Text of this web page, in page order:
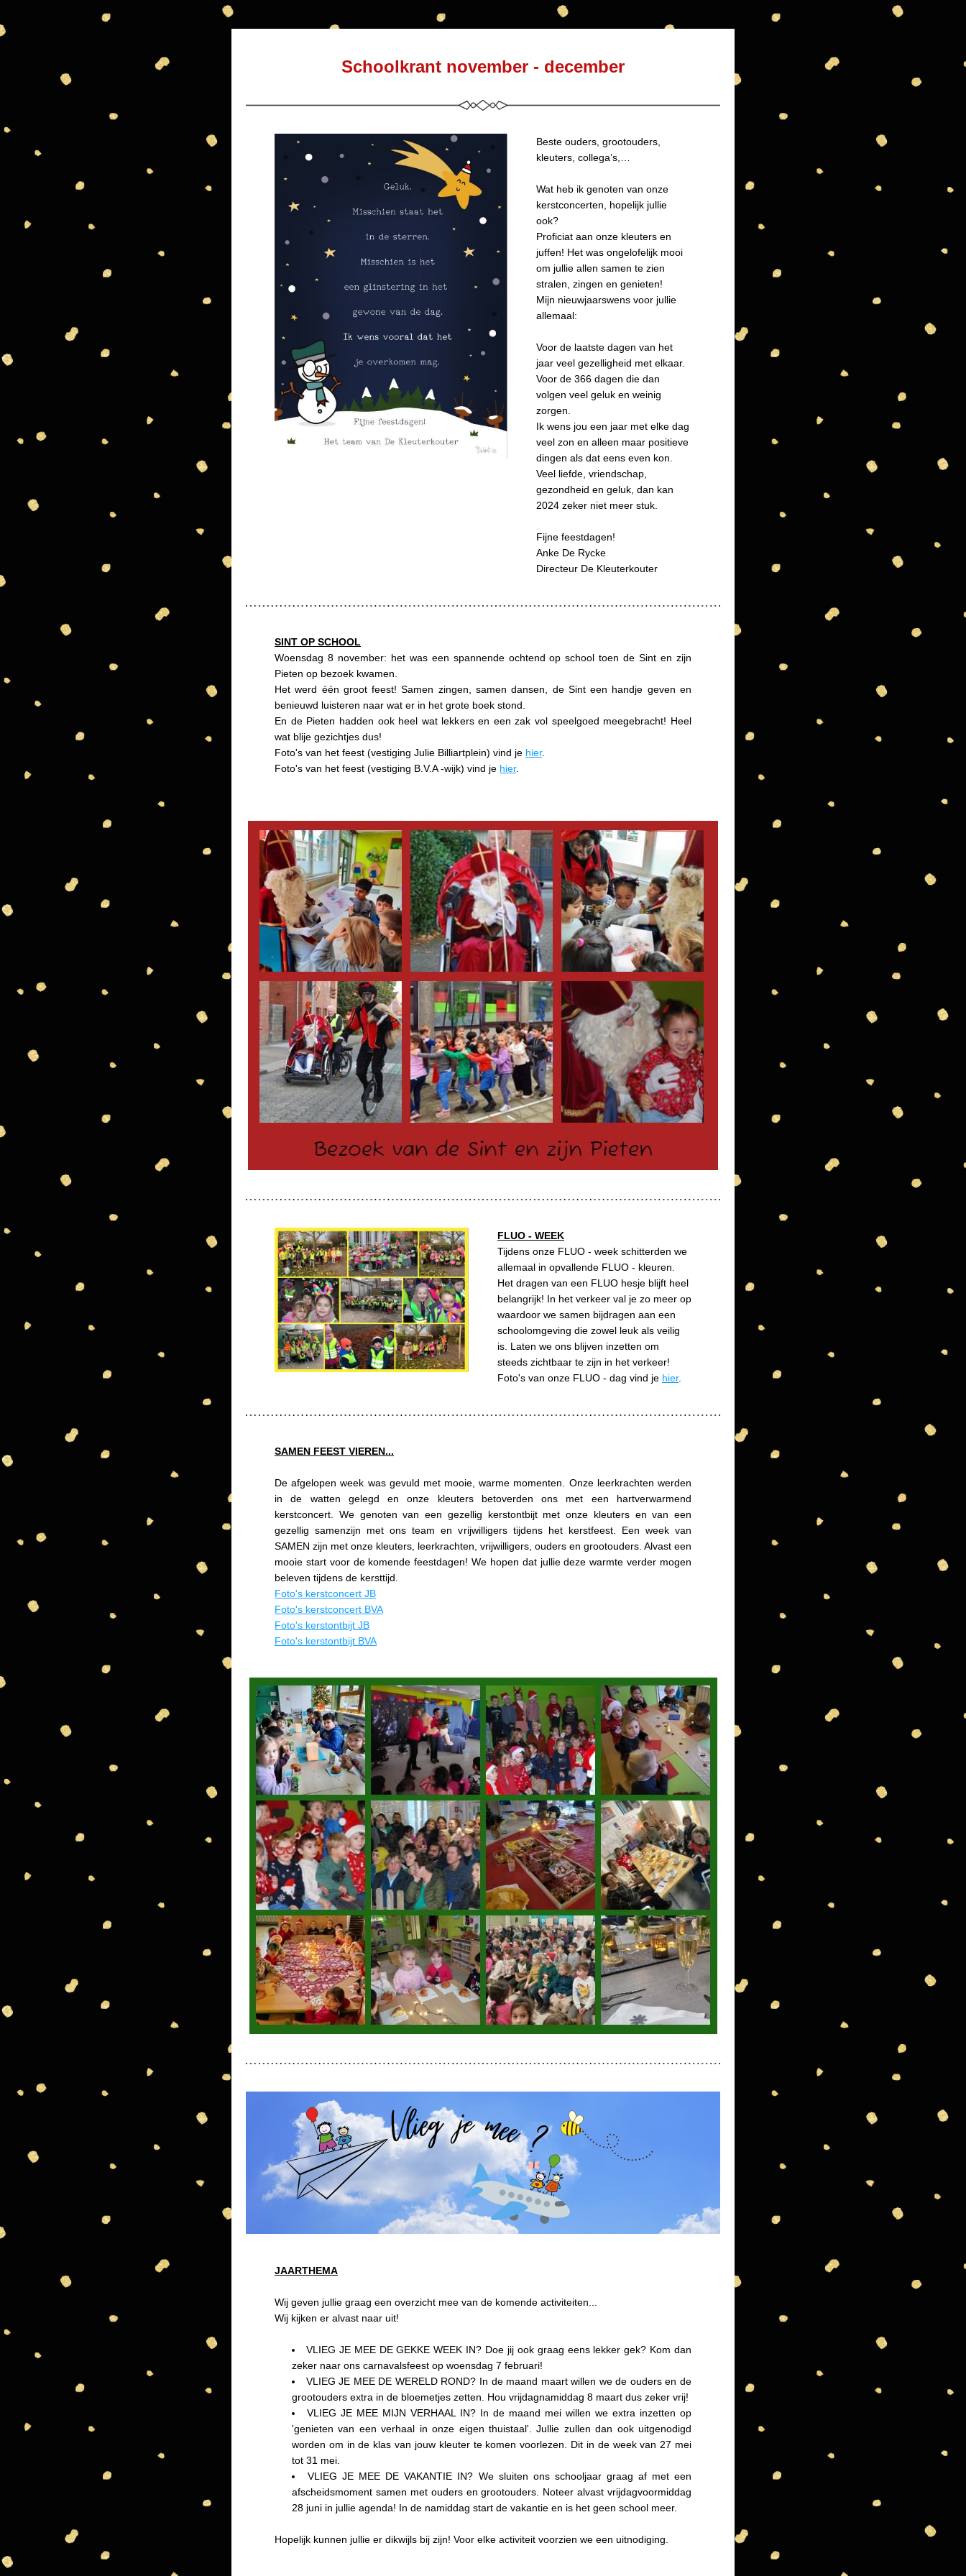
Schoolkrant november - december
Beste ouders, grootouders,
kleuters, collega’s,…
Wat heb ik genoten van onze
kerstconcerten, hopelijk jullie
ook?
Proficiat aan onze kleuters en
juffen! Het was ongelofelijk mooi
om jullie allen samen te zien
stralen, zingen en genieten!
Mijn nieuwjaarswens voor jullie
allemaal:
Voor de laatste dagen van het
jaar veel gezelligheid met elkaar.
Voor de 366 dagen die dan
volgen veel geluk en weinig
zorgen.
Ik wens jou een jaar met elke dag
veel zon en alleen maar positieve
dingen als dat eens even kon.
Veel liefde, vriendschap,
gezondheid en geluk, dan kan
2024 zeker niet meer stuk.
Fijne feestdagen!
Anke De Rycke
Directeur De Kleuterkouter
SINT OP SCHOOL
Woensdag 8 november: het was een spannende ochtend op school toen de Sint en zijn
Pieten op bezoek kwamen.
Het werd één groot feest! Samen zingen, samen dansen, de Sint een handje geven en
benieuwd luisteren naar wat er in het grote boek stond.
En de Pieten hadden ook heel wat lekkers en een zak vol speelgoed meegebracht! Heel
wat blije gezichtjes dus!
Foto's van het feest (vestiging Julie Billiartplein) vind je hier.
Foto's van het feest (vestiging B.V.A -wijk) vind je hier.
FLUO - WEEK
Tijdens onze FLUO - week schitterden we
allemaal in opvallende FLUO - kleuren.
Het dragen van een FLUO hesje blijft heel
belangrijk! In het verkeer val je zo meer op
waardoor we samen bijdragen aan een
schoolomgeving die zowel leuk als veilig
is. Laten we ons blijven inzetten om
steeds zichtbaar te zijn in het verkeer!
Foto's van onze FLUO - dag vind je hier.
SAMEN FEEST VIEREN...
De afgelopen week was gevuld met mooie, warme momenten. Onze leerkrachten werden
in de watten gelegd en onze kleuters betoverden ons met een hartverwarmend
kerstconcert. We genoten van een gezellig kerstontbijt met onze kleuters en van een
gezellig samenzijn met ons team en vrijwilligers tijdens het kerstfeest. Een week van
SAMEN zijn met onze kleuters, leerkrachten, vrijwilligers, ouders en grootouders. Alvast een
mooie start voor de komende feestdagen! We hopen dat jullie deze warmte verder mogen
beleven tijdens de kersttijd.
Foto's kerstconcert JB
Foto's kerstconcert BVA
Foto's kerstontbijt JB
Foto's kerstontbijt BVA
JAARTHEMA
Wij geven jullie graag een overzicht mee van de komende activiteiten...
Wij kijken er alvast naar uit!
VLIEG JE MEE DE GEKKE WEEK IN? Doe jij ook graag eens lekker gek? Kom dan
zeker naar ons carnavalsfeest op woensdag 7 februari!
VLIEG JE MEE DE WERELD ROND? In de maand maart willen we de ouders en de
grootouders extra in de bloemetjes zetten. Hou vrijdagnamiddag 8 maart dus zeker vrij!
VLIEG JE MEE MIJN VERHAAL IN? In de maand mei willen we extra inzetten op
'genieten van een verhaal in onze eigen thuistaal'. Jullie zullen dan ook uitgenodigd
worden om in de klas van jouw kleuter te komen voorlezen. Dit in de week van 27 mei
tot 31 mei.
VLIEG JE MEE DE VAKANTIE IN? We sluiten ons schooljaar graag af met een
afscheidsmoment samen met ouders en grootouders. Noteer alvast vrijdagvoormiddag
28 juni in jullie agenda! In de namiddag start de vakantie en is het geen school meer.
Hopelijk kunnen jullie er dikwijls bij zijn! Voor elke activiteit voorzien we een uitnodiging.